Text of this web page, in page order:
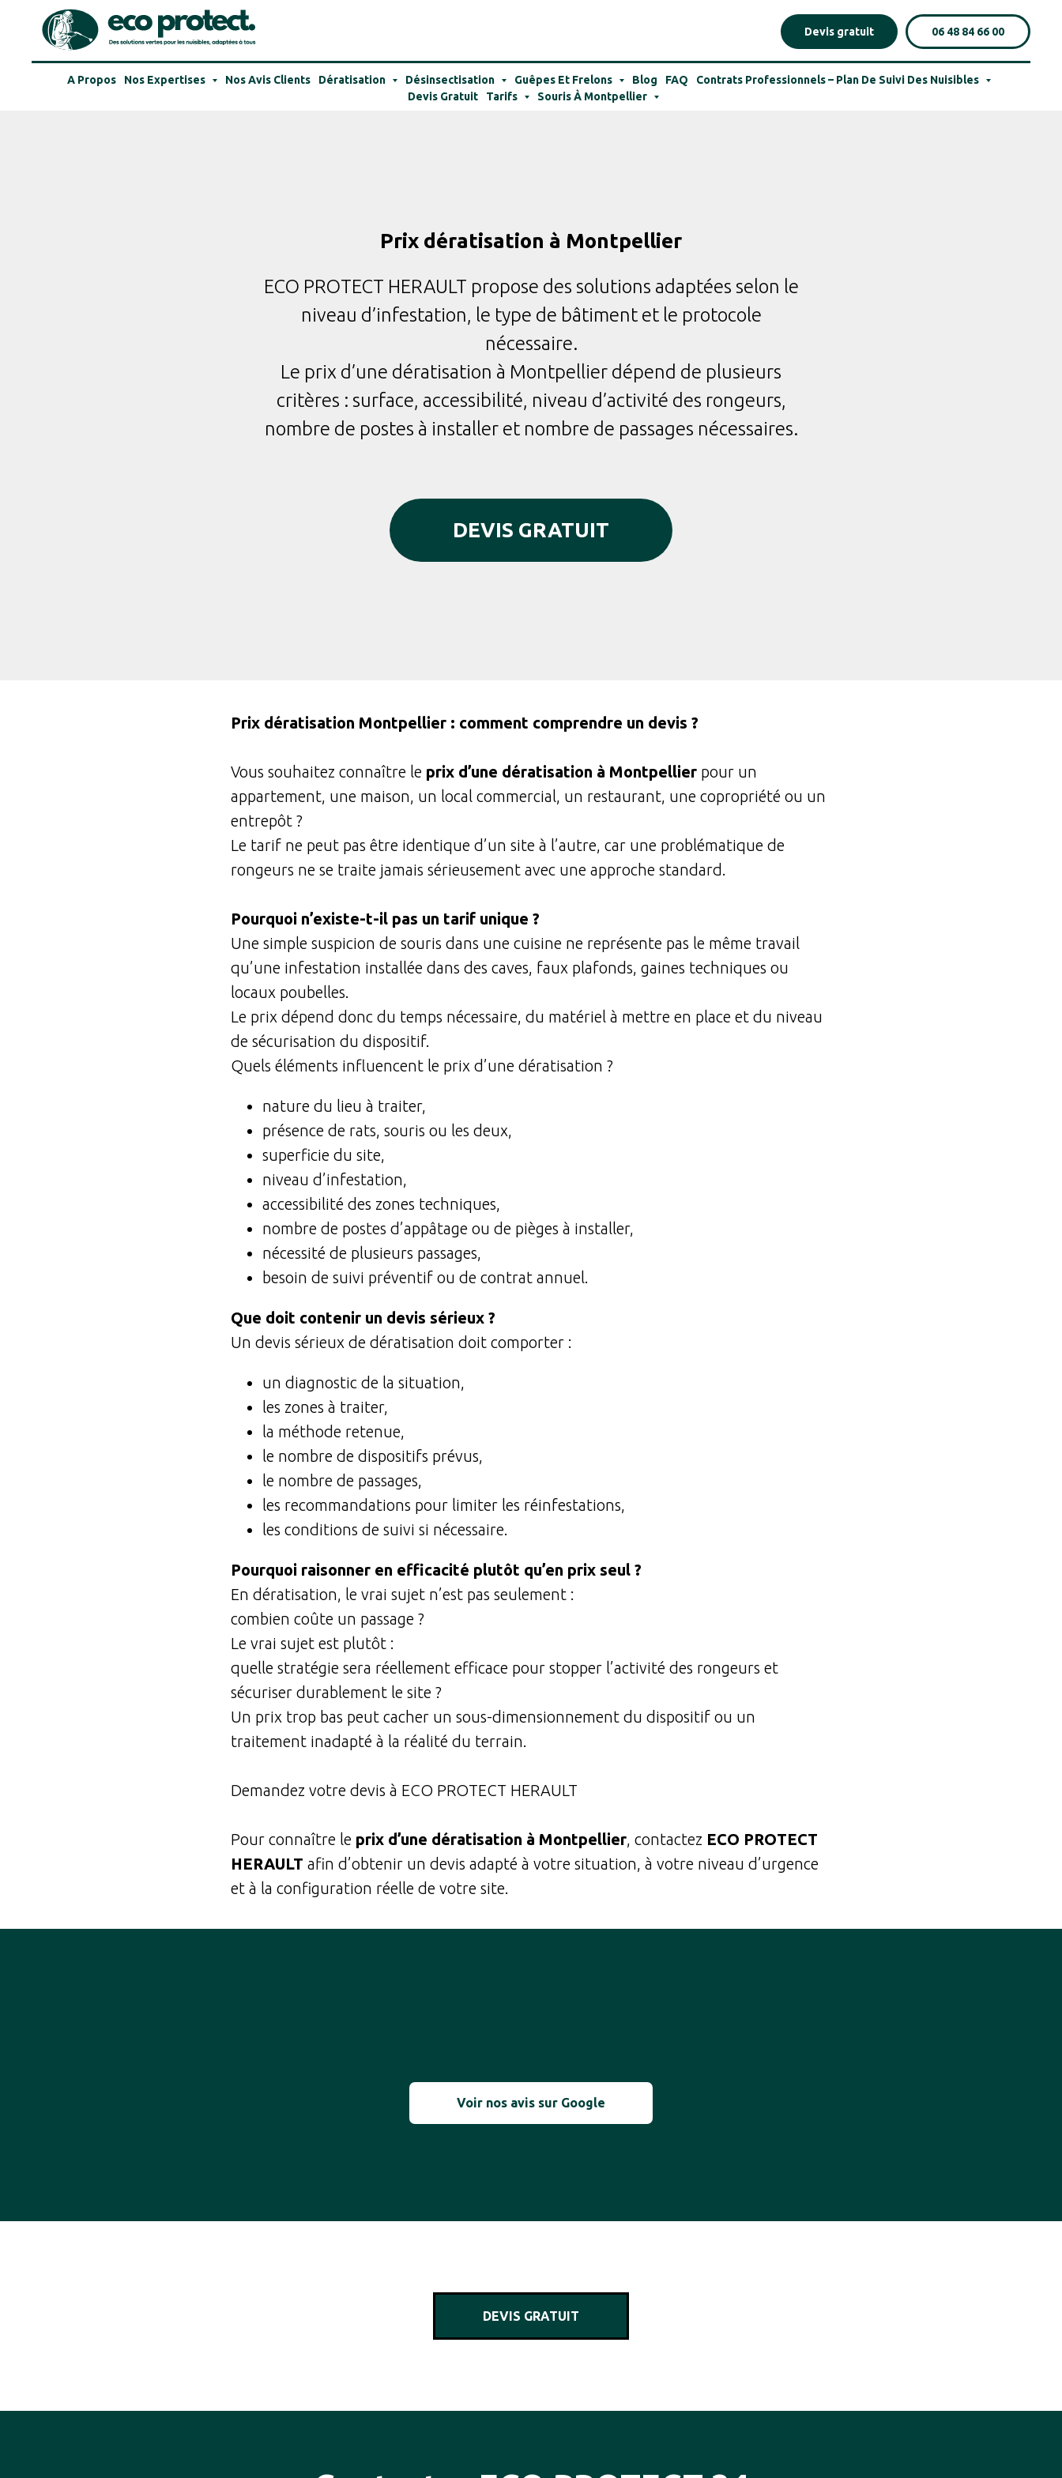
Devis gratuit 06 48 84 66 00
A Propos Nos Expertises Nos Avis Clients Dératisation Désinsectisation Guêpes Et Frelons Blog FAQ
Contrats Professionnels – Plan De Suivi Des Nuisibles
Devis Gratuit
Tarifs Souris À Montpellier
Prix dératisation à Montpellier
ECO PROTECT HERAULT propose des solutions adaptées selon le
niveau d’infestation, le type de bâtiment et le protocole
nécessaire.
Le prix d’une dératisation à Montpellier dépend de plusieurs
critères : surface, accessibilité, niveau d’activité des rongeurs,
nombre de postes à installer et nombre de passages nécessaires.
DEVIS GRATUIT
Prix dératisation Montpellier : comment comprendre un devis ?
Vous souhaitez connaître le prix d’une dératisation à Montpellier pour un
appartement, une maison, un local commercial, un restaurant, une copropriété ou un
entrepôt ?
Le tarif ne peut pas être identique d’un site à l’autre, car une problématique de
rongeurs ne se traite jamais sérieusement avec une approche standard.
Pourquoi n’existe-t-il pas un tarif unique ?
Une simple suspicion de souris dans une cuisine ne représente pas le même travail
qu’une infestation installée dans des caves, faux plafonds, gaines techniques ou
locaux poubelles.
Le prix dépend donc du temps nécessaire, du matériel à mettre en place et du niveau
de sécurisation du dispositif.
Quels éléments influencent le prix d’une dératisation ?
nature du lieu à traiter,
présence de rats, souris ou les deux,
superficie du site,
niveau d’infestation,
accessibilité des zones techniques,
nombre de postes d’appâtage ou de pièges à installer,
nécessité de plusieurs passages,
besoin de suivi préventif ou de contrat annuel.
Que doit contenir un devis sérieux ?
Un devis sérieux de dératisation doit comporter :
un diagnostic de la situation,
les zones à traiter,
la méthode retenue,
le nombre de dispositifs prévus,
le nombre de passages,
les recommandations pour limiter les réinfestations,
les conditions de suivi si nécessaire.
Pourquoi raisonner en efficacité plutôt qu’en prix seul ?
En dératisation, le vrai sujet n’est pas seulement :
combien coûte un passage ?
Le vrai sujet est plutôt :
quelle stratégie sera réellement efficace pour stopper l’activité des rongeurs et
sécuriser durablement le site ?
Un prix trop bas peut cacher un sous-dimensionnement du dispositif ou un
traitement inadapté à la réalité du terrain.
Demandez votre devis à ECO PROTECT HERAULT
Pour connaître le prix d’une dératisation à Montpellier , contactez ECO PROTECT
HERAULT afin d’obtenir un devis adapté à votre situation, à votre niveau d’urgence
et à la configuration réelle de votre site.
Voir nos avis sur Google
DEVIS GRATUIT